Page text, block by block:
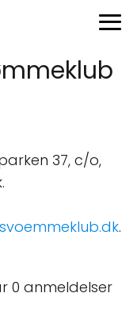
37, c/o,
.
0 anmeldelser